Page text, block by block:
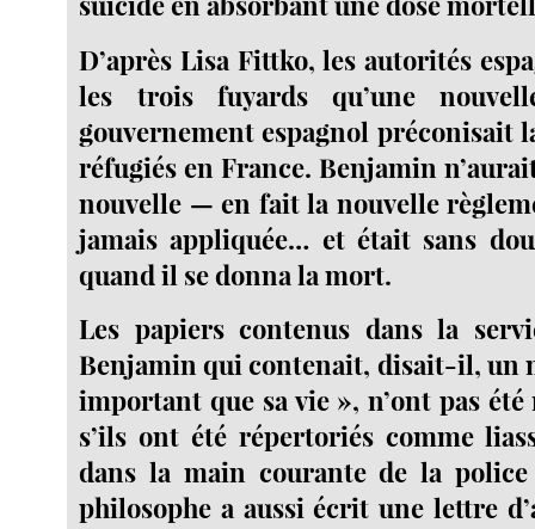
D’après Lisa Fittko, les autorités
les trois fuyards qu’une
gouvernement espagnol préconisait
réfugiés en France. Benjamin
nouvelle — en fait la nouvelle
jamais appliquée… et était sans
quand il se donna la mort.
Les papiers contenus dans la
Benjamin qui contenait, disait-il, un
important que sa vie », n’ont pas
s’ils ont été répertoriés comme
dans la main courante de la
philosophe a aussi écrit une lettre